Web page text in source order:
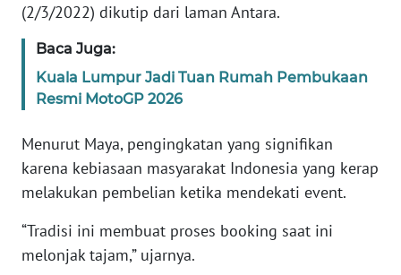
(2/3/2022) dikutip dari laman Antara.
Baca Juga:
Kuala Lumpur Jadi Tuan Rumah Pembukaan
Resmi MotoGP 2026
Menurut Maya, pengingkatan yang signifikan
karena kebiasaan masyarakat Indonesia yang kerap
melakukan pembelian ketika mendekati event.
“Tradisi ini membuat proses booking saat ini
melonjak tajam,” ujarnya.
WN
KEPRI
WN
PAPUA
BARAT
RIAU